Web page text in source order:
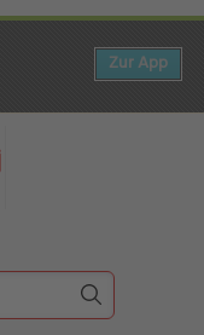
Zur App